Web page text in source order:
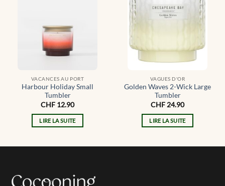
VACANCES AU PORT
Harbour Holiday Small
Tumbler
CHF 12.90
LIRE LA SUITE
VAGUES D'OR
Golden Waves 2-Wick Large
Tumbler
CHF 24.90
LIRE LA SUITE